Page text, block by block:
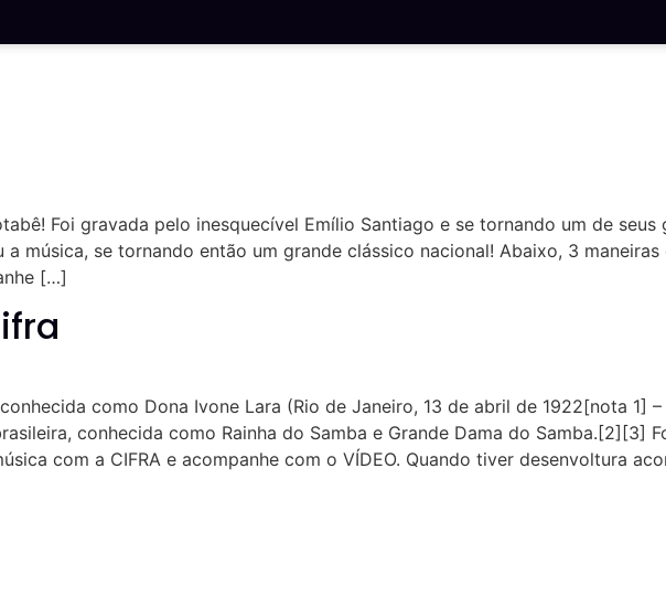
Foi gravada pelo inesquecível Emílio Santiago e se tornando um de seus
música, se tornando então um grande clássico nacional! Abaixo, 3 maneiras
[…]
como Dona Ivone Lara (Rio de Janeiro, 13 de abril de 1922[nota 1]
conhecida como Rainha do Samba e Grande Dama do Samba.[2][3]
com a CIFRA e acompanhe com o VÍDEO. Quando tiver desenvoltura